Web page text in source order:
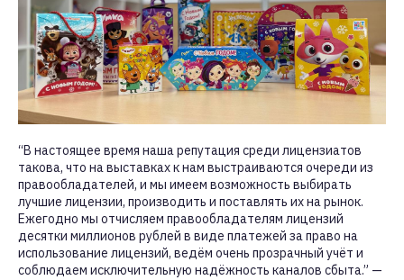
“В настоящее время наша репутация среди лицензиатов
такова, что на выставках к нам выстраиваются очереди из
правообладателей, и мы имеем возможность выбирать
лучшие лицензии, производить и поставлять их на рынок.
Ежегодно мы отчисляем правообладателям лицензий
десятки миллионов рублей в виде платежей за право на
использование лицензий, ведём очень прозрачный учёт и
соблюдаем исключительную надёжность каналов сбыта.” —